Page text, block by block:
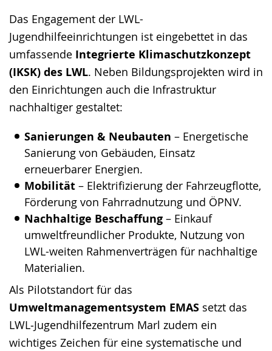
Das Engagement der LWL-
Jugendhilfeeinrichtungen ist eingebettet in das
umfassende Integrierte Klimaschutzkonzept
(IKSK) des LWL. Neben Bildungsprojekten wird in
den Einrichtungen auch die Infrastruktur
nachhaltiger gestaltet:
Sanierungen & Neubauten – Energetische
Sanierung von Gebäuden, Einsatz
erneuerbarer Energien.
Mobilität – Elektrifizierung der Fahrzeugflotte,
Förderung von Fahrradnutzung und ÖPNV.
Nachhaltige Beschaffung – Einkauf
umweltfreundlicher Produkte, Nutzung von
LWL-weiten Rahmenverträgen für nachhaltige
Materialien.
Als Pilotstandort für das
Umweltmanagementsystem EMAS setzt das
LWL‑Jugendhilfezentrum Marl zudem ein
wichtiges Zeichen für eine systematische und